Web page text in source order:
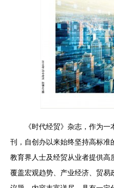
《时代经贸》杂志，作为
刊，自创办以来始终坚持高标准
教育界人士及经贸从业者提供高
覆盖宏观趋势、产业经济、贸